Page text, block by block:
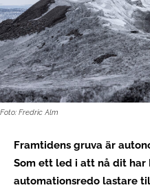
Foto: Fredric Alm
Framtidens gruva är
Som ett led i att nå dit har
automationsredo lastare